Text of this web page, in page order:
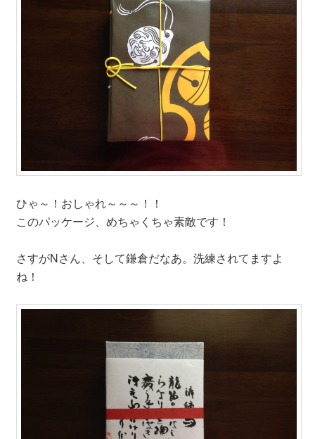
ひゃ～！おしゃれ～～～！！
このパッケージ、めちゃくちゃ素敵です！
さすがNさん、そして鎌倉だなあ。洗練されてますよ
ね！